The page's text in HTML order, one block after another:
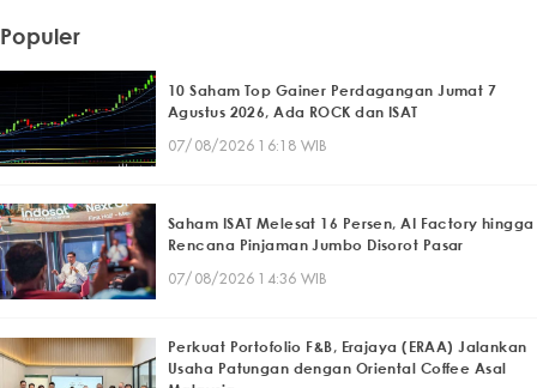
Populer
10 Saham Top Gainer Perdagangan Jumat 7
Agustus 2026, Ada ROCK dan ISAT
07/08/2026 16:18 WIB
Saham ISAT Melesat 16 Persen, AI Factory hingga
Rencana Pinjaman Jumbo Disorot Pasar
07/08/2026 14:36 WIB
Perkuat Portofolio F&B, Erajaya (ERAA) Jalankan
Usaha Patungan dengan Oriental Coffee Asal